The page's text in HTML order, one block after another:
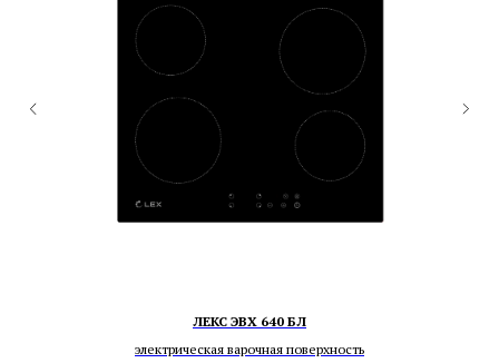
ЛЕКС ЭВХ 640 БЛ
электрическая варочная поверхность